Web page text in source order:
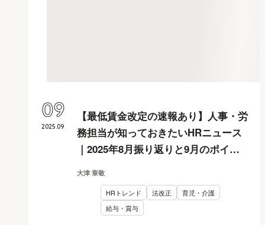
【最低賃金改定の速報あり】人事・労
務担当が知っておきたいHRニュース
｜2025年8月振り返りと9月のポイン
大津 章敬
HRトレンド 法改正
育児・介護
給与・賞与
2025.09
09